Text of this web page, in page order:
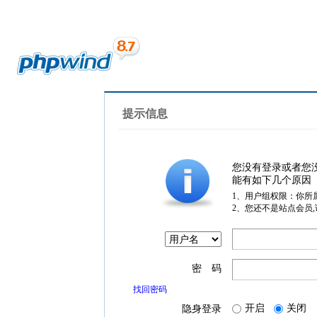
提示信息
您没有登录或者您
能有如下几个原因
1、用户组权限：你所
2、您还不是站点会员
密 码
找回密码
隐身登录 开启 关闭